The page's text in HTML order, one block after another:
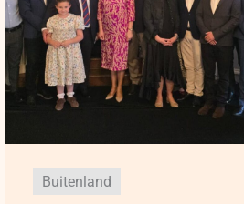
Buitenland